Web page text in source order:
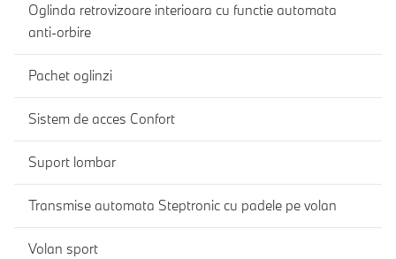
Oglinda retrovizoare interioara cu functie automata
anti-orbire
Pachet oglinzi
Sistem de acces Confort
Suport lombar
Transmise automata Steptronic cu padele pe volan
Volan sport